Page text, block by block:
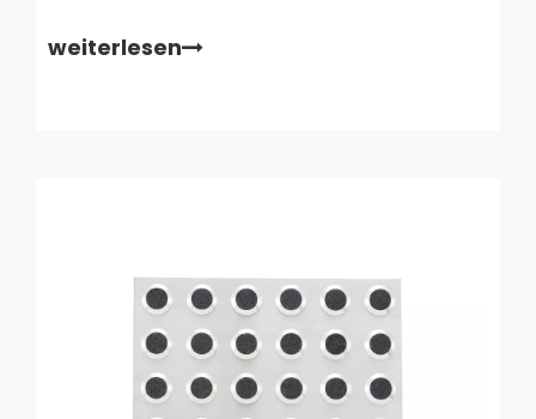
Bodenoberflächenindikatoren sind bei dieser
weiterlesen